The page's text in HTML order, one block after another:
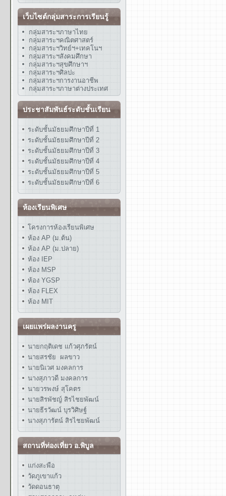
เว็บไซต์กลุ่มสาระการเรียนรู้
กลุ่มสาระฯภาษาไทย
กลุ่มสาระฯคณิตศาสตร์
กลุ่มสาระฯวิทย์ฯ+เทคโนฯ
กลุ่มสาระฯสังคมศึกษา
กลุ่มสาระฯสุขศึกษาฯ
กลุ่มสาระฯศิลปะ
กลุ่มสาระฯการงานอาชีพ
กลุ่มสาระฯภาษาต่างประเทศ
ประชาสัมพันธ์ระดับชั้นเรียน
ระดับชั้นมัธยมศึกษาปีที่ 1
ระดับชั้นมัธยมศึกษาปีที่ 2
ระดับชั้นมัธยมศึกษาปีที่ 3
ระดับชั้นมัธยมศึกษาปีที่ 4
ระดับชั้นมัธยมศึกษาปีที่ 5
ระดับชั้นมัธยมศึกษาปีที่ 6
ห้องเรียนพิเศษ
โครงการห้องเรียนพิเศษ
ห้อง AP (ม.ต้น)
ห้อง AP (ม.ปลาย)
ห้อง IEP
ห้อง MSP
ห้อง YGSP
ห้อง FLEX
ห้อง MIT
เผยแพร่ผลงานครู
นายกฤติเดช แก้วศุภรัตน์
นายสรชัย ผลขาว
นายนิเวศ มงคลการ
นางสุภาวดี มงคลการ
นายวรพงษ์ สุโคตร
นายสิรพัชญ์ สิรไชยพัฒน์
นายธีรวัฒน์ บุรวิศิษฐ์
นางสุภารัตน์ สิรไชยพัฒน์
สถานที่ท่องเที่ยว อ.พิบูล
แก่งสะพือ
วัดภูเขาแก้ว
วัดดอนธาตุ